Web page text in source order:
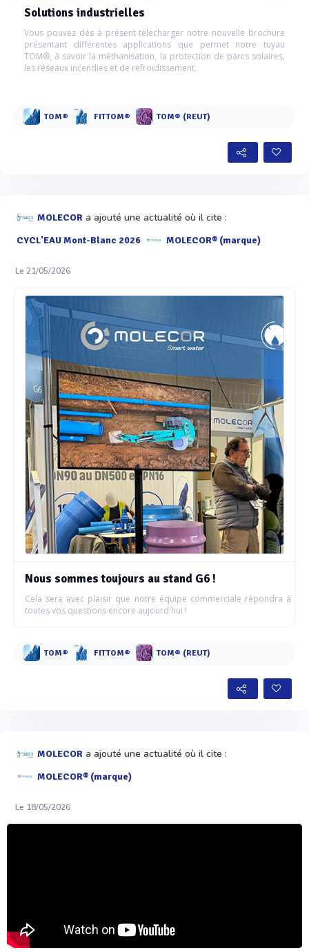
Solutions industrielles
Vous pouvez dès à présent télécharger notre nouvelle brochure
présentant différentes applications que permet notre tuyau
TOM®, à savoir la méthanisation, la protection de parcs solaires,
les réseaux incendies et de refroidissement.
TOM® FITTOM® TOM® (REUT)
MOLECOR a ajouté une actualité où il cite :
CYCL'EAU Mont-Blanc 2026 MOLECOR® (marque)
Le 21/05/2026
Nous sommes toujours au stand G6 !
Cela sera avec plaisir que notre équipe commerciale répondra à
toutes vos questions encore aujourd'hui !
TOM® FITTOM® TOM® (REUT)
MOLECOR a ajouté une actualité où il cite :
MOLECOR® (marque)
Le 18/05/2026